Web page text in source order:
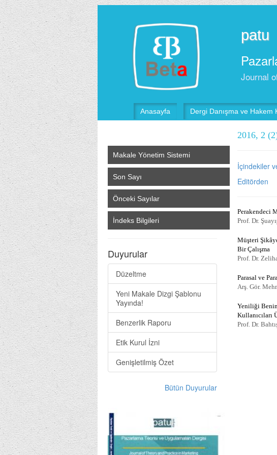
patu
Journal
Anasayfa Dergi Danışma ve Hakem
Makale Yönetim Sistemi
Son Sayı
Önceki Sayılar
İndeks Bilgileri
Duyurular
Düzeltme
Yeni Makale Dizgi Şablonu
Yayında!
Benzerlik Raporu
Etik Kurul İzni
Genişletilmiş Özet
Bütün Duyurular
2016, 2
İçindekiler
Editörden
Perakendeci
Prof. Dr.
Müşteri
Bir Çalışma
Prof. Dr.
Parasal ve
Arş. Gör.
Yeniliği
Kullanıcıları
Prof. Dr.